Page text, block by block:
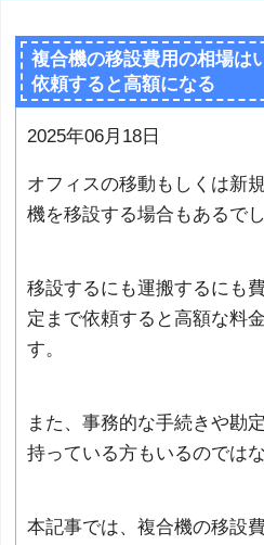
複合機の移設費用の相場は
依頼すると高額になる
2025年06月18日
オフィスの移動もしくは新
機を移設する場合もあるでし
移設するにも運搬するにも
定まで依頼すると高額な料
す。
また、事務的な手続きや勘
持っている方もいるのでは
本記事では、複合機の移設